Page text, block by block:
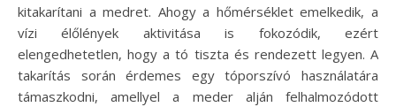
kitakarítani a medret. Ahogy a hőmérséklet emelkedik, a
vízi élőlények aktivitása is fokozódik, ezért
elengedhetetlen, hogy a tó tiszta és rendezett legyen. A
takarítás során érdemes egy tóporszívó használatára
támaszkodni, amellyel a meder alján felhalmozódott